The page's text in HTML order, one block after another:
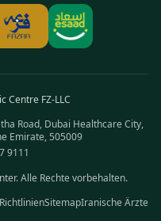
Centre FZ-LLC
Road, Dubai Healthcare City,
Emirate, 505009
9111
.Alle Rechte vorbehalten.
SitemapIranische Ärzte